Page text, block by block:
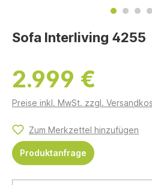
Sofa Interliving 4255
2.999 €
Preise inkl. MwSt. zzgl.
Zum Merkzettel hinzufügen
Produktanfrage